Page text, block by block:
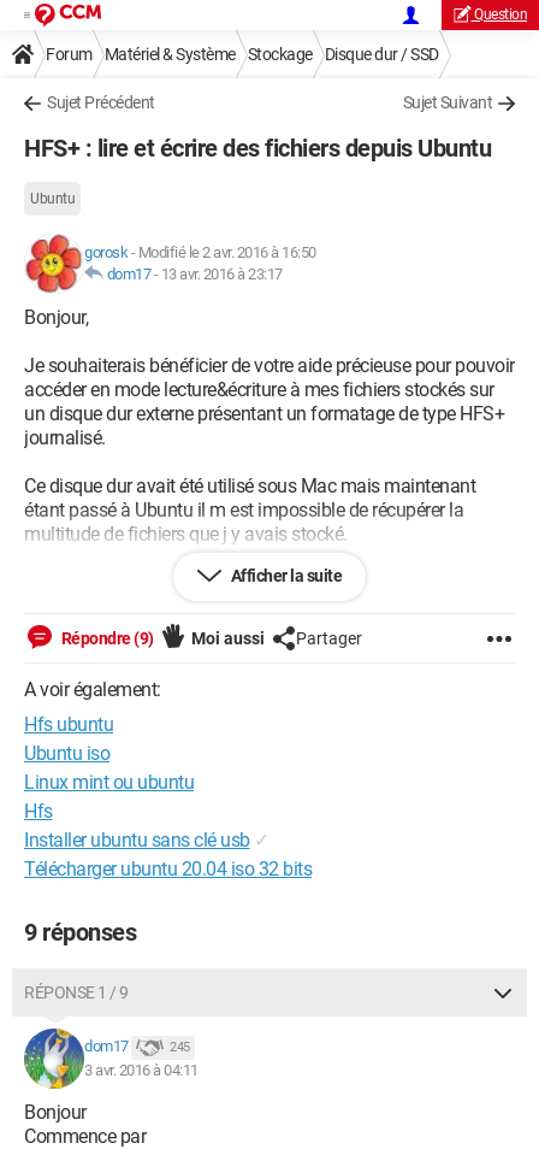
Question
Forum Matériel & Système Stockage Disque dur / SSD
Sujet Précédent Sujet Suivant
HFS+ : lire et écrire des fichiers depuis Ubuntu
Ubuntu
gorosk- Modifié le 2 avr. 2016 à 16:50
dom17- 13 avr. 2016 à 23:17
Bonjour,
Je souhaiterais bénéficier de votre aide précieuse pour pouvoir
accéder en mode lecture&écriture à mes fichiers stockés sur
un disque dur externe présentant un formatage de type HFS+
journalisé.
Ce disque dur avait été utilisé sous Mac mais maintenant
étant passé à Ubuntu il m est impossible de récupérer la
multitude de fichiers que j y avais stocké.
Je ne possède plus de Mac dont je ne peux pas éliminer la
Des idées?
Bien cordialement,
Gorosk
Afficher la suite
Répondre (9) Moi aussi Partager
A voir également:
Hfs ubuntu
Ubuntu iso
Linux mint ou ubuntu
Hfs
Installer ubuntu sans clé usb ✓
Télécharger ubuntu 20.04 iso 32 bits
9 réponses
RÉPONSE 1 / 9
dom17 245
3 avr. 2016 à 04:11
Bonjour
Commence par